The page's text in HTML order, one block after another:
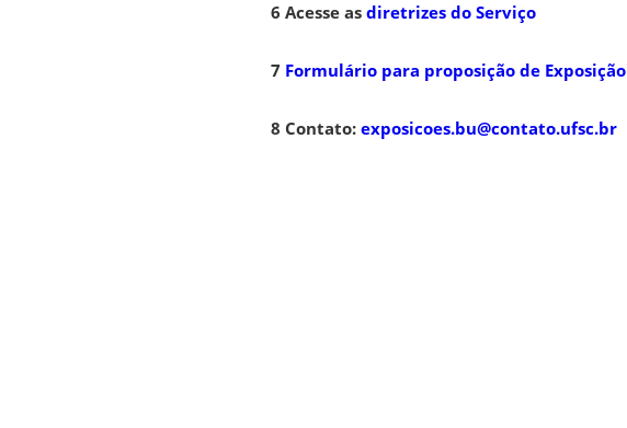
6 Acesse as diretrizes do Serviço
7 Formulário para proposição de Exposição
8 Contato: exposicoes.bu@contato.ufsc.br